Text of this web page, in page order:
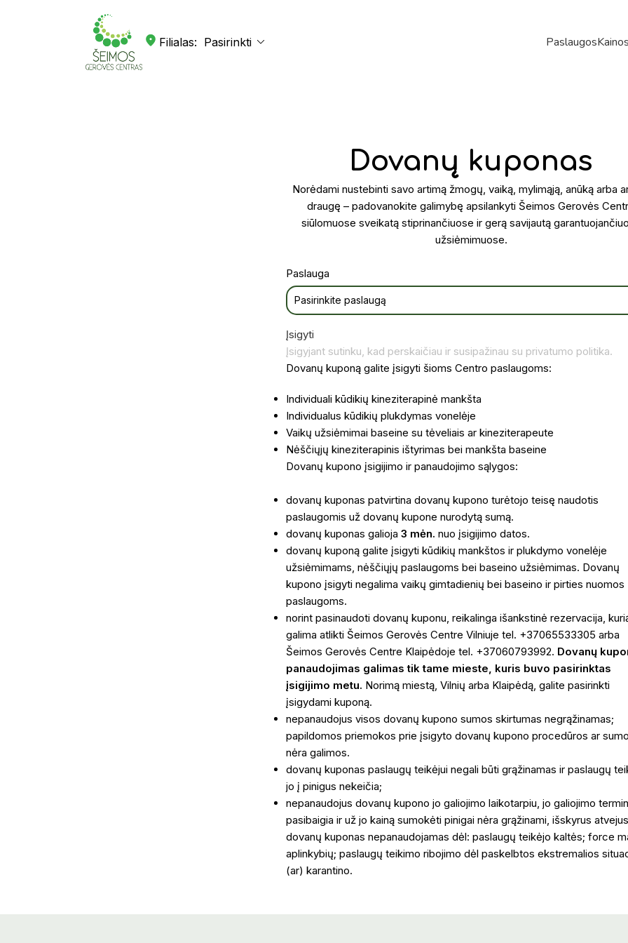
Filialas: Paslaugos
Dovanų kuponas
Norėdami nustebinti savo artimą žmogų, vaiką, mylimąją, anūką arba
draugę – padovanokite galimybę apsilankyti Šeimos Gerovės
siūlomuose sveikatą stiprinančiuose ir gerą savijautą
užsiėmimuose.
Paslauga
Įsigyti
Įsigyjant sutinku, kad perskaičiau ir susipažinau su privatumo politika.
Dovanų kuponą galite įsigyti šioms Centro paslaugoms:
Individuali kūdikių kineziterapinė mankšta
Individualus kūdikių plukdymas vonelėje
Vaikų užsiėmimai baseine su tėveliais ar kineziterapeute
Nėščiųjų kineziterapinis ištyrimas bei mankšta baseine
Dovanų kupono įsigijimo ir panaudojimo sąlygos:
dovanų kuponas patvirtina dovanų kupono turėtojo teisę naudotis
paslaugomis už dovanų kupone nurodytą sumą.
dovanų kuponas galioja 3 mėn. nuo įsigijimo datos.
dovanų kuponą galite įsigyti kūdikių mankštos ir plukdymo vonelėje
užsiėmimams, nėščiųjų paslaugoms bei baseino užsiėmimas. Dovanų
kupono įsigyti negalima vaikų gimtadienių bei baseino ir pirties nuomos
paslaugoms.
norint pasinaudoti dovanų kuponu, reikalinga išankstinė rezervacija,
galima atlikti Šeimos Gerovės Centre Vilniuje tel. +37065533305 arba
Šeimos Gerovės Centre Klaipėdoje tel. +37060793992. Dovanų
panaudojimas galimas tik tame mieste, kuris buvo pasirinktas
įsigijimo metu. Norimą miestą, Vilnių arba Klaipėdą, galite pasirinkti
įsigydami kuponą.
nepanaudojus visos dovanų kupono sumos skirtumas negrąžinamas;
papildomos priemokos prie įsigyto dovanų kupono procedūros ar
nėra galimos.
dovanų kuponas paslaugų teikėjui negali būti grąžinamas ir paslaugų
jo į pinigus nekeičia;
nepanaudojus dovanų kupono jo galiojimo laikotarpiu, jo galiojimo
pasibaigia ir už jo kainą sumokėti pinigai nėra grąžinami, išskyrus
dovanų kuponas nepanaudojamas dėl: paslaugų teikėjo kaltės; force
aplinkybių; paslaugų teikimo ribojimo dėl paskelbtos ekstremalios
(ar) karantino.